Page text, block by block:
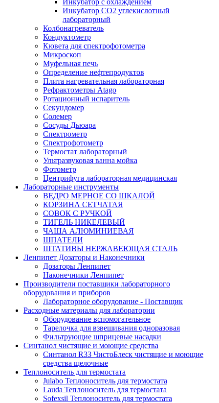
Инкубатор с охлаждением
Инкубатор СО2 углекислотный
лабораторный
Колбонагреватель
Кондуктометр
Кювета для спектрофотометра
Микроскоп
Муфельная печь
Определение нефтепродуктов
Плита нагревательная лабораторная
Рефрактометры Atago
Ротационный испаритель
Секундомер
Солемер
Сосуды Дьюара
Спектрометр
Спектрофотометр
Термостат лабораторный
Ультразвуковая ванна мойка
Фотометр
Центрифуга лабораторная медицинская
Лабораторные инструменты
ВЕДРО МЕРНОЕ СО ШКАЛОЙ
КОРЗИНА СЕТЧАТАЯ
СОВОК С РУЧКОЙ
ТИГЕЛЬ НИКЕЛЕВЫЙ
ЧАША АЛЮМИНИЕВАЯ
ШПАТЕЛИ
ШТАТИВЫ НЕРЖАВЕЮЩАЯ СТАЛЬ
Ленпипет Дозаторы и Наконечники
Дозаторы Ленпипет
Наконечники Ленпипет
Производители поставщики лабораторного
оборудования и приборов
Лабораторное оборудование - Поставщик
Расходные материалы для лаборатории
Оборудование вспомогательное
Тарелочка для взвешивания одноразовая
Фильтрующие шприцевые насадки
Синтанол чистящие и моющие средства
Синтанол R33 ЧистоБлеск чистящие и моющие
средства щелочные
Теплоноситель для термостата
Julabo Теплоноситель для термостата
Lauda Теплоноситель для термостата
Sofexsil Теплоноситель для термостата